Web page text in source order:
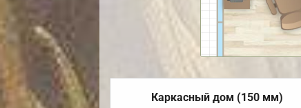
Каркасный дом (150 мм)